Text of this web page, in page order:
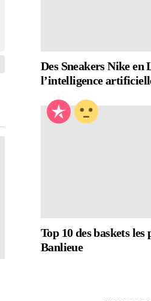
Des Sneakers Nike en
l’intelligence
Top 10 des baskets les
Banlieue